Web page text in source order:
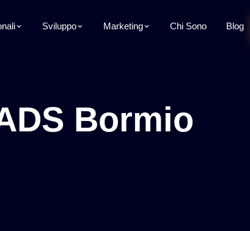
Sviluppo Marketing Chi Sono Blog
Bormio